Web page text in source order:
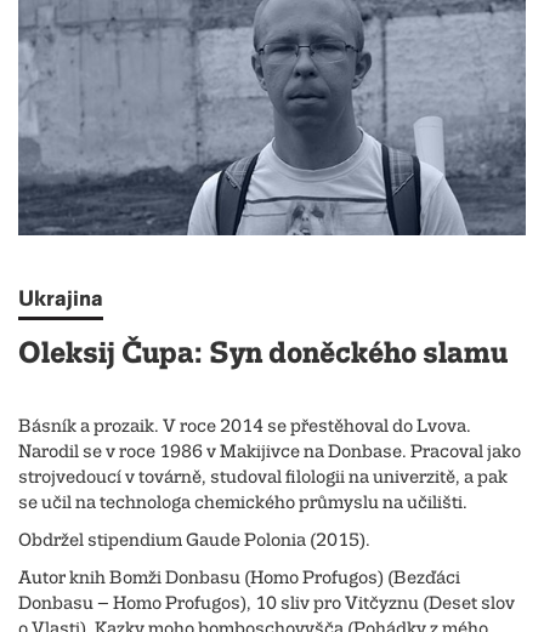
Ukrajina
Oleksij Čupa: Syn doněckého slamu
Básník a prozaik. V roce 2014 se přestěhoval do Lvova.
Narodil se v roce 1986 v Makijivce na Donbase. Pracoval jako
strojvedoucí v továrně, studoval filologii na univerzitě, a pak
se učil na technologa chemického průmyslu na učilišti.
Obdržel stipendium Gaude Polonia (2015).
Autor knih Bomži Donbasu (Homo Profugos) (Bezďáci
Donbasu – Homo Profugos), 10 sliv pro Vitčyznu (Deset slov